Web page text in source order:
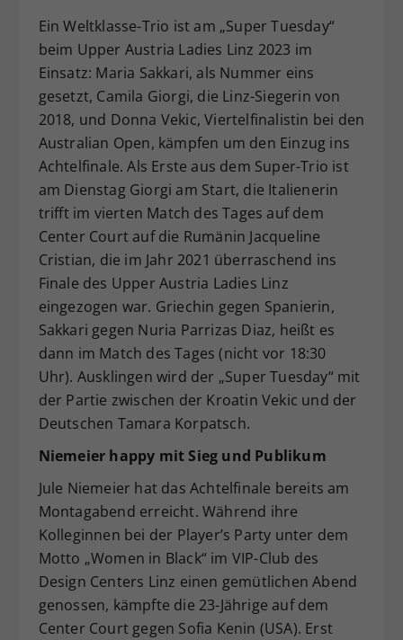
Ein Weltklasse-Trio ist am „Super Tuesday“
beim Upper Austria Ladies Linz 2023 im
Einsatz: Maria Sakkari, als Nummer eins
gesetzt, Camila Giorgi, die Linz-Siegerin von
2018, und Donna Vekic, Viertelfinalistin bei den
Australian Open, kämpfen um den Einzug ins
Achtelfinale. Als Erste aus dem Super-Trio ist
am Dienstag Giorgi am Start, die Italienerin
trifft im vierten Match des Tages auf dem
Center Court auf die Rumänin Jacqueline
Cristian, die im Jahr 2021 überraschend ins
Finale des Upper Austria Ladies Linz
eingezogen war. Griechin gegen Spanierin,
Sakkari gegen Nuria Parrizas Diaz, heißt es
dann im Match des Tages (nicht vor 18:30
Uhr). Ausklingen wird der „Super Tuesday“ mit
der Partie zwischen der Kroatin Vekic und der
Deutschen Tamara Korpatsch.
Niemeier happy mit Sieg und Publikum
Jule Niemeier hat das Achtelfinale bereits am
Montagabend erreicht. Während ihre
Kolleginnen bei der Player’s Party unter dem
Motto „Women in Black“ im VIP-Club des
Design Centers Linz einen gemütlichen Abend
genossen, kämpfte die 23-Jährige auf dem
Center Court gegen Sofia Kenin (USA). Erst
Zweck
Dieser Wert speichert Ihre Consent-
Einstellungen. Unter anderem eine
historische Speicherung Ihrer
vorgenommen Einstellungen, falls der
Webseiten-Betreiber dies eingestellt
hat.